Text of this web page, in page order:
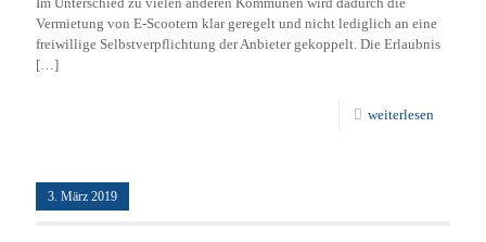
Vermietung von E-Scootern klar geregelt und nicht lediglich an eine
freiwillige Selbstverpflichtung der Anbieter gekoppelt. Die Erlaubnis
[…]
weiterlesen
3. März 2019